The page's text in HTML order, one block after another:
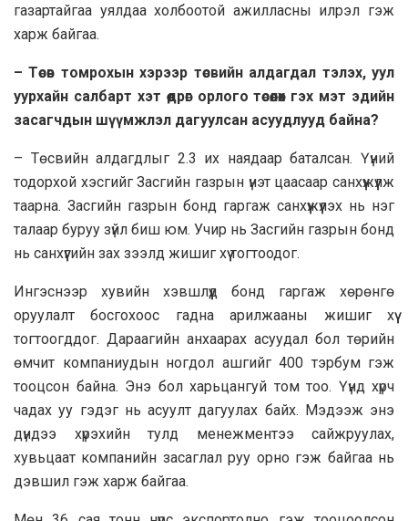
газартайгаа уялдаа холбоотой ажилласны илрэл гэж
харж байгаа.
– Төсөв томрохын хэрээр төсвийн алдагдал тэлэх, уул
уурхайн салбарт хэт өөдрөг орлого төсөөлөх гэх мэт эдийн
засагчдын шүүмжлэл дагуулсан асуудлууд байна?
– Төсвийн алдагдлыг 2.3 их наядаар баталсан. Үүний
тодорхой хэсгийг Засгийн газрын үнэт цаасаар санхүүжүүлж
таарна. Засгийн газрын бонд гаргаж санхүүжүүлэх нь нэг
талаар буруу зүйл биш юм. Учир нь Засгийн газрын бонд
нь санхүүгийн зах зээлд жишиг хүү тогтоодог.
Ингэснээр хувийн хэвшлүүд бонд гаргаж хөрөнгө
оруулалт босгохоос гадна арилжааны жишиг хүү
тогтоогддог. Дараагийн анхаарах асуудал бол төрийн
өмчит компаниудын ногдол ашгийг 400 тэрбум гэж
тооцсон байна. Энэ бол харьцангуй том тоо. Үүнд хүрч
чадах уу гэдэг нь асуулт дагуулах байх. Мэдээж энэ
дүндээ хүрэхийн тулд менежментээ сайжруулах,
хувьцаат компанийн засаглал руу орно гэж байгаа нь
дэвшил гэж харж байгаа.